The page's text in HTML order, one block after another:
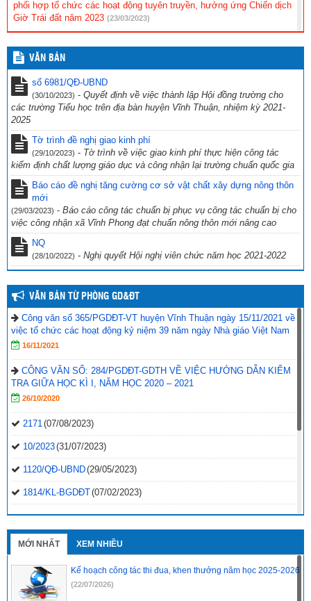
phối hợp tổ chức các hoạt động tuyên truyền, hưởng ứng Chiến dịch
Giờ Trái đất năm 2023 (23/03/2023)
Chính phủ Võ Văn Kiệt”
CV 1736/UBND-NC CỦA UBND TỈNH KIÊN GIANG NGÀY
23/9/2022 VỀ VIỆC THỰC HIỆN CÔNG TÁC PHÒNG, CHỐNG TỘI
PHẠM SỬ DỤNG CÔNG NGHỆ CAO.
(29/09/2022)
CV số 2870/SGDĐT-VP, Kiên Giang ngày 26/9/2022 của Sở Giáo
dục & Đào tạo Kiên Giang về việc chủ động ứng phó với bão số 4
năm 2022 (27/09/2022)
Công văn số 234/PGDĐT, ngày 16 tháng 9 năm 2022 của phòng
Giáo dục và Đào tạo Vĩnh Thuận về việc hưởng ứng “Ngày toàn dân
phòng cháy và chữa cháy” năm 2022.
VĂN BẢN
số 6981/QĐ-UBND
(30/10/2023) - Quyết định về việc thành lập Hội đồng trường cho
các trường Tiểu học trên địa bàn huyện Vĩnh Thuận, nhiệm kỳ 2021-
2025
Tờ trình đề nghị giao kinh phí
(29/10/2023) - Tờ trình về việc giao kinh phí thực hiện công tác
kiểm định chất lượng giáo dục và công nhận lại trường chuẩn quốc gia
Báo cáo đề nghị tăng cường cơ sở vật chất xây dựng nông thôn
mới
(29/03/2023) - Báo cáo công tác chuẩn bị phục vụ công tác chuẩn bị cho
việc công nhận xã Vĩnh Phong đạt chuẩn nông thôn mới nâng cao
NQ
(28/10/2022) - Nghị quyết Hội nghị viên chức năm học 2021-2022
VĂN BẢN TỪ PHÒNG GD&ĐT
Công văn số 365/PGDĐT-VT huyện Vĩnh Thuận ngày 15/11/2021 về
việc tổ chức các hoạt động kỷ niệm 39 năm ngày Nhà giáo Việt Nam
16/11/2021
CÔNG VĂN SỐ: 284/PGDĐT-GDTH VỀ VIỆC HƯỚNG DẪN KIỂM
TRA GIỮA HỌC KÌ I, NĂM HỌC 2020 – 2021
26/10/2020
2171(07/08/2023)
10/2023(31/07/2023)
1120/QĐ-UBND(29/05/2023)
1814/KL-BGDĐT(07/02/2023)
2496-QD-UBND(10/10/2022)
2495-QD-UBND(10/10/2022)
888/TB-UBND(31/08/2022)
MỚI NHẤT XEM NHIỀU
Kế hoạch công tác thi đua, khen thưởng năm học 2025-2026
(22/07/2026)